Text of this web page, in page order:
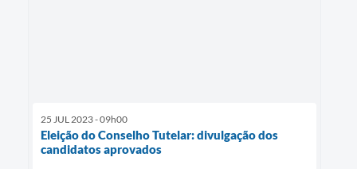
25 JUL 2023 - 09h00
Eleição do Conselho Tutelar: divulgação dos
candidatos aprovados